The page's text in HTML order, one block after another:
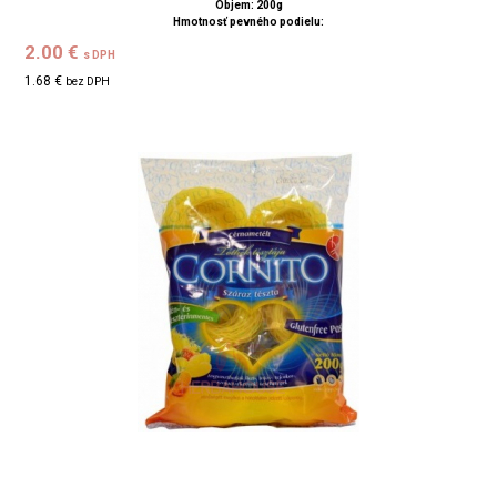
Objem: 200g
Hmotnosť pevného podielu:
2.00 € s DPH
1.68 € bez DPH